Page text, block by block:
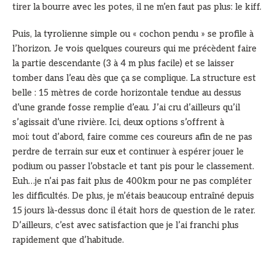
tirer la bourre avec les potes, il ne m’en faut pas plus: le kiff.
Puis, la tyrolienne simple ou « cochon pendu » se profile à
l’horizon. Je vois quelques coureurs qui me précèdent faire
la partie descendante (3 à 4 m plus facile) et se laisser
tomber dans l’eau dès que ça se complique. La structure est
belle : 15 mètres de corde horizontale tendue au dessus
d’une grande fosse remplie d’eau. J’ai cru d’ailleurs qu’il
s’agissait d’une rivière. Ici, deux options s’offrent à
moi: tout d’abord, faire comme ces coureurs afin de ne pas
perdre de terrain sur eux et continuer à espérer jouer le
podium ou passer l’obstacle et tant pis pour le classement.
Euh…je n’ai pas fait plus de 400km pour ne pas compléter
les difficultés. De plus, je m’étais beaucoup entraîné depuis
15 jours là-dessus donc il était hors de question de le rater.
D’ailleurs, c’est avec satisfaction que je l’ai franchi plus
rapidement que d’habitude.